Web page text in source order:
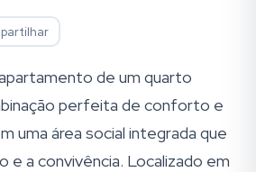
de um quarto
perfeita de conforto e
uma área social integrada que
e a convivência. Localizado em